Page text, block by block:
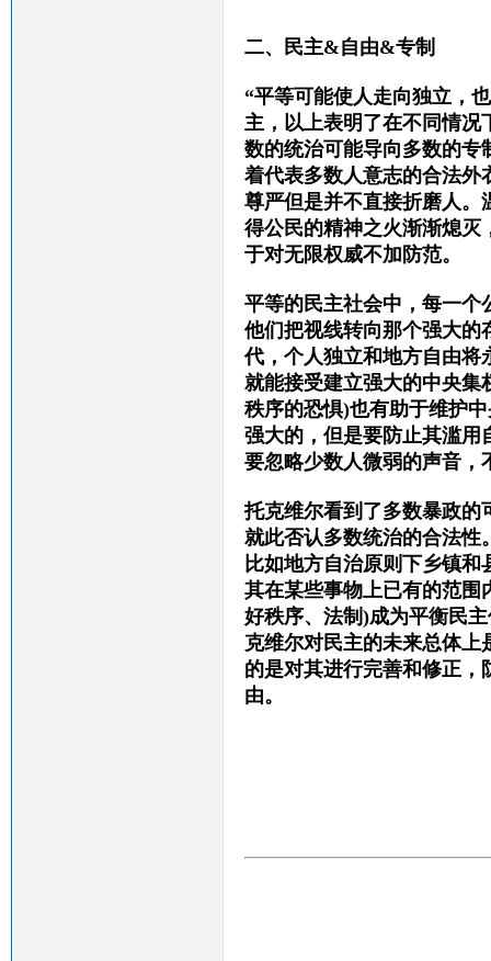
二、 民主&自由&专制
“平等可能使人走向独立，
主，以上表明了在不同情况
数的统治可能导向多数的专
着代表多数人意志的合法外
尊严但是并不直接折磨人。
得公民的精神之火渐渐熄灭
于对无限权威不加防范。
平等的民主社会中，每一个
他们把视线转向那个强大的
代，个人独立和地方自由将
就能接受建立强大的中央集
秩序的恐惧)也有助于维护
强大的，但是要防止其滥用
要忽略少数人微弱的声音，
托克维尔看到了多数暴政的
就此否认多数统治的合法性
比如地方自治原则下乡镇和
其在某些事物上已有的范围
好秩序、法制)成为平衡民
克维尔对民主的未来总体上
的是对其进行完善和修正，
由。